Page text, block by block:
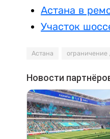
Астана в
Участок
Астана